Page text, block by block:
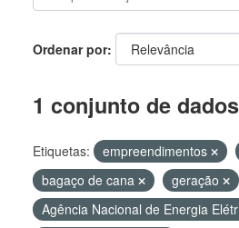
Ordenar por
1 conjunto de
Etiquetas: empreendimentos
bagaço de cana
geração
Agência Nacional de Energia